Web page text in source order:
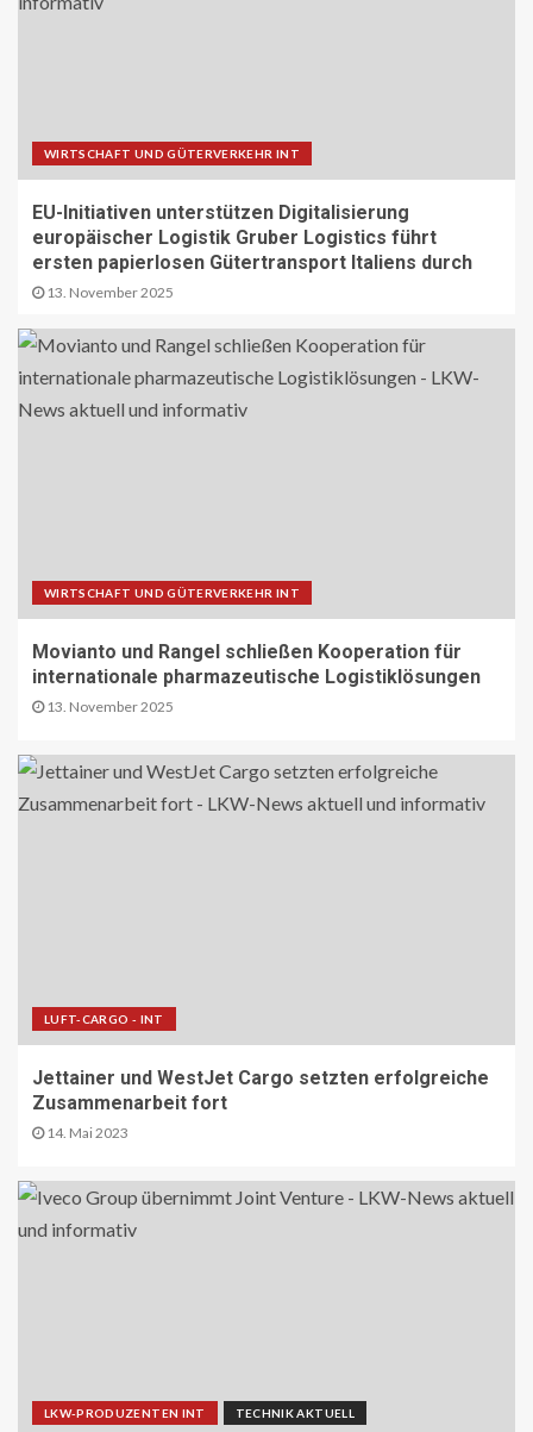
WIRTSCHAFT UND GÜTERVERKEHR INT
EU-Initiativen unterstützen Digitalisierung
europäischer Logistik Gruber Logistics führt
ersten papierlosen Gütertransport Italiens durch
13. November 2025
WIRTSCHAFT UND GÜTERVERKEHR INT
Movianto und Rangel schließen Kooperation für
internationale pharmazeutische Logistiklösungen
13. November 2025
LUFT-CARGO - INT
Jettainer und WestJet Cargo setzten erfolgreiche
Zusammenarbeit fort
14. Mai 2023
LKW-PRODUZENTEN INT TECHNIK AKTUELL